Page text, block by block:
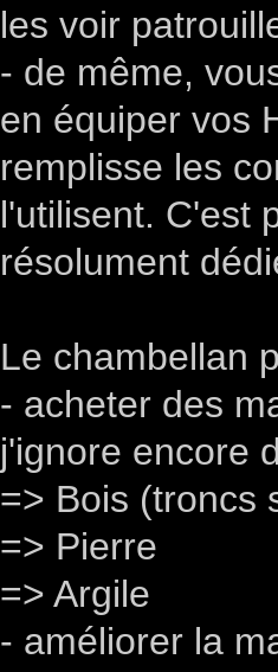
les voir
- de même,
en équiper vos
remplisse les
l'utilisent. C'est
résolument
Le chambellan
- acheter des
j'ignore encore
=> Bois (troncs
=> Pierre
=> Argile
- améliorer la